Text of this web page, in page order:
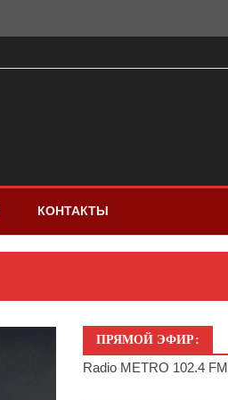
КОНТАКТЫ
ПРЯМОЙ ЭФИР:
Radio METRO 102.4 FM